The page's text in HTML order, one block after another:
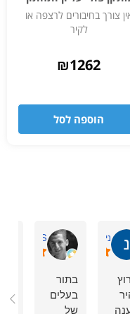
צורך בחיבורים לרצפה או
לקיר
₪1262
הוספה לסל
ניר ל. David S.
בתור
בעלים
של